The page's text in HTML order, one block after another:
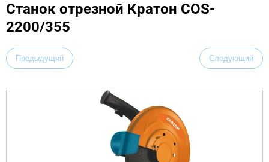
Станок отрезной Кратон COS-
2200/355
Предыдущий Следующий